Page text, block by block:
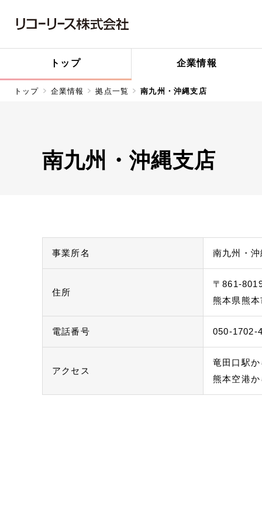
トップ 企業情報
トップ 企業情報 拠点一覧 南九州・沖縄支店
南九州・沖縄支店
事業所名 南九州・
住所
〒861-
熊本県熊
電話番号 050-1702-
アクセス
竜田口駅
熊本空港